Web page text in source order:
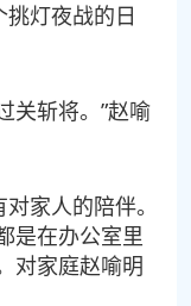
灯夜战的日
关斩将。”赵喻
家人的陪伴。
是在办公室里
对家庭赵喻明